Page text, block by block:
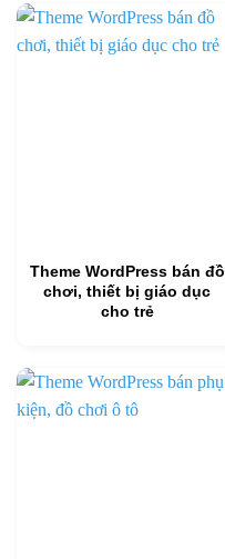
Theme WordPress bán đồ
chơi, thiết bị giáo dục
cho trẻ